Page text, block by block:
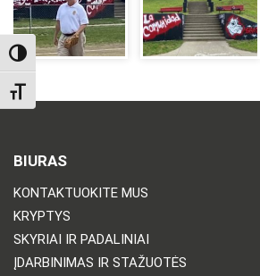
TOGGLE HIGH CONTRAST
TOGGLE FONT SIZE
BIURAS
KONTAKTUOKITE MUS
KRYPTYS
SKYRIAI IR PADALINIAI
ĮDARBINIMAS IR STAŽUOTĖS